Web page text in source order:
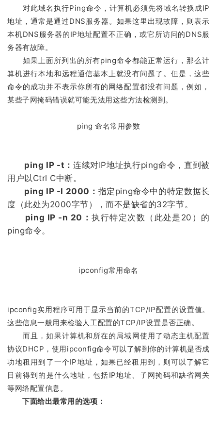
对此域名执行Ping命令，计算机必须先将域名转换成IP
地址，通常是通过DNS服务器。如果这里出现故障，则表示
本机DNS服务器的IP地址配置不正确，或它所访问的DNS服
务器有故障。
如果上面所列出的所有ping命令都能正常运行，那么计
算机进行本地和远程通信基本上就没有问题了。但是，这些
命令的成功并不表示你所有的网络配置都没有问题，例如，
某些子网掩码错误就可能无法用这些方法检测到。
ping 命名常用参数
ping IP -t： 连续对IP地址执行ping命令，直到被
用户以Ctrl C中断。
ping IP -l 2000： 指定ping命令中的特定数据长
度（此处为2000字节），而不是缺省的32字节。
ping IP -n 20：执行特定次数（此处是20）的
ping命令。
ipconfig常用命名
ipconfig实用程序可用于显示当前的TCP/IP配置的设置值。
这些信息一般用来检验人工配置的TCP/IP设置是否正确。
而且，如果计算机和所在的局域网使用了动态主机配置
协议DHCP，使用ipconfig命令可以了解到你的计算机是否成
功地租用到了一个IP地址，如果已经租用到，则可以了解它
目前得到的是什么地址，包括IP地址、子网掩码和缺省网关
等网络配置信息。
下面给出最常用的选项：